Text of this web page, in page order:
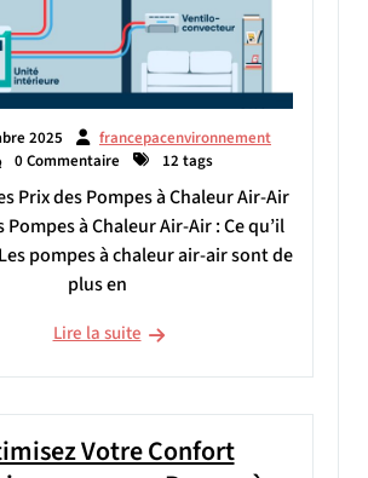
2025
francepacenvironnement
0 Commentaire
12 tags
Prix des Pompes à Chaleur Air-Air
Pompes à Chaleur Air-Air : Ce qu’il
pompes à chaleur air-air sont de
plus en
Lire la suite
Votre Confort